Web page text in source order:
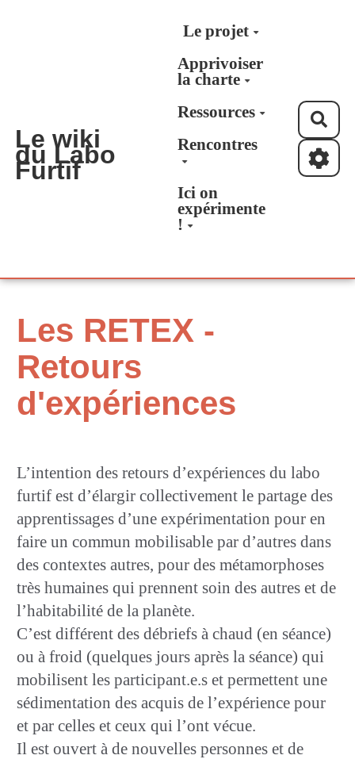
Aller au contenu principal
Le wiki
du Labo
Furtif
Le projet
Apprivoiser
la charte
Ressources
Rencontres
Ici on
expérimente
!
Les RETEX -
Retours
d'expériences
L’intention des retours d’expériences du labo
furtif est d’élargir collectivement le partage des
apprentissages d’une expérimentation pour en
faire un commun mobilisable par d’autres dans
des contextes autres, pour des métamorphoses
très humaines qui prennent soin des autres et de
l’habitabilité de la planète.
C’est différent des débriefs à chaud (en séance)
ou à froid (quelques jours après la séance) qui
mobilisent les participant.e.s et permettent une
sédimentation des acquis de l’expérience pour
et par celles et ceux qui l’ont vécue.
Il est ouvert à de nouvelles personnes et de